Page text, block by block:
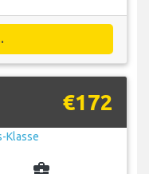
€172
business_center